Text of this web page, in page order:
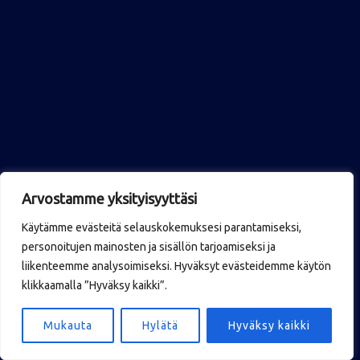
Arvostamme yksityisyyttäsi
Käytämme evästeitä selauskokemuksesi parantamiseksi,
personoitujen mainosten ja sisällön tarjoamiseksi ja
liikenteemme analysoimiseksi. Hyväksyt evästeidemme käytön
klikkaamalla ”Hyväksy kaikki”.
Mukauta Hylätä Hyväksy kaikki